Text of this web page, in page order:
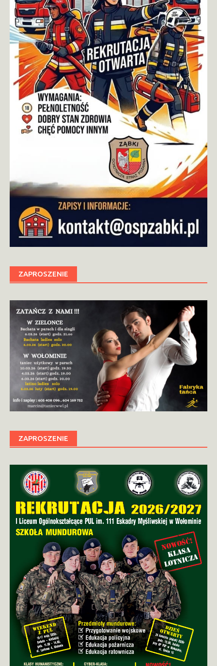
ZAPROSZENIE
ZAPROSZENIE